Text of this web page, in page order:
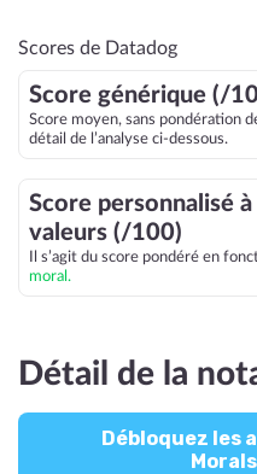
Scores de Datadog
Score générique (/
Score moyen, sans pondération
détail de l’analyse ci-dessous.
Score personnalisé à
valeurs (/100)
Il s’agit du score pondéré en
moral.
Détail de la
Débloquez les